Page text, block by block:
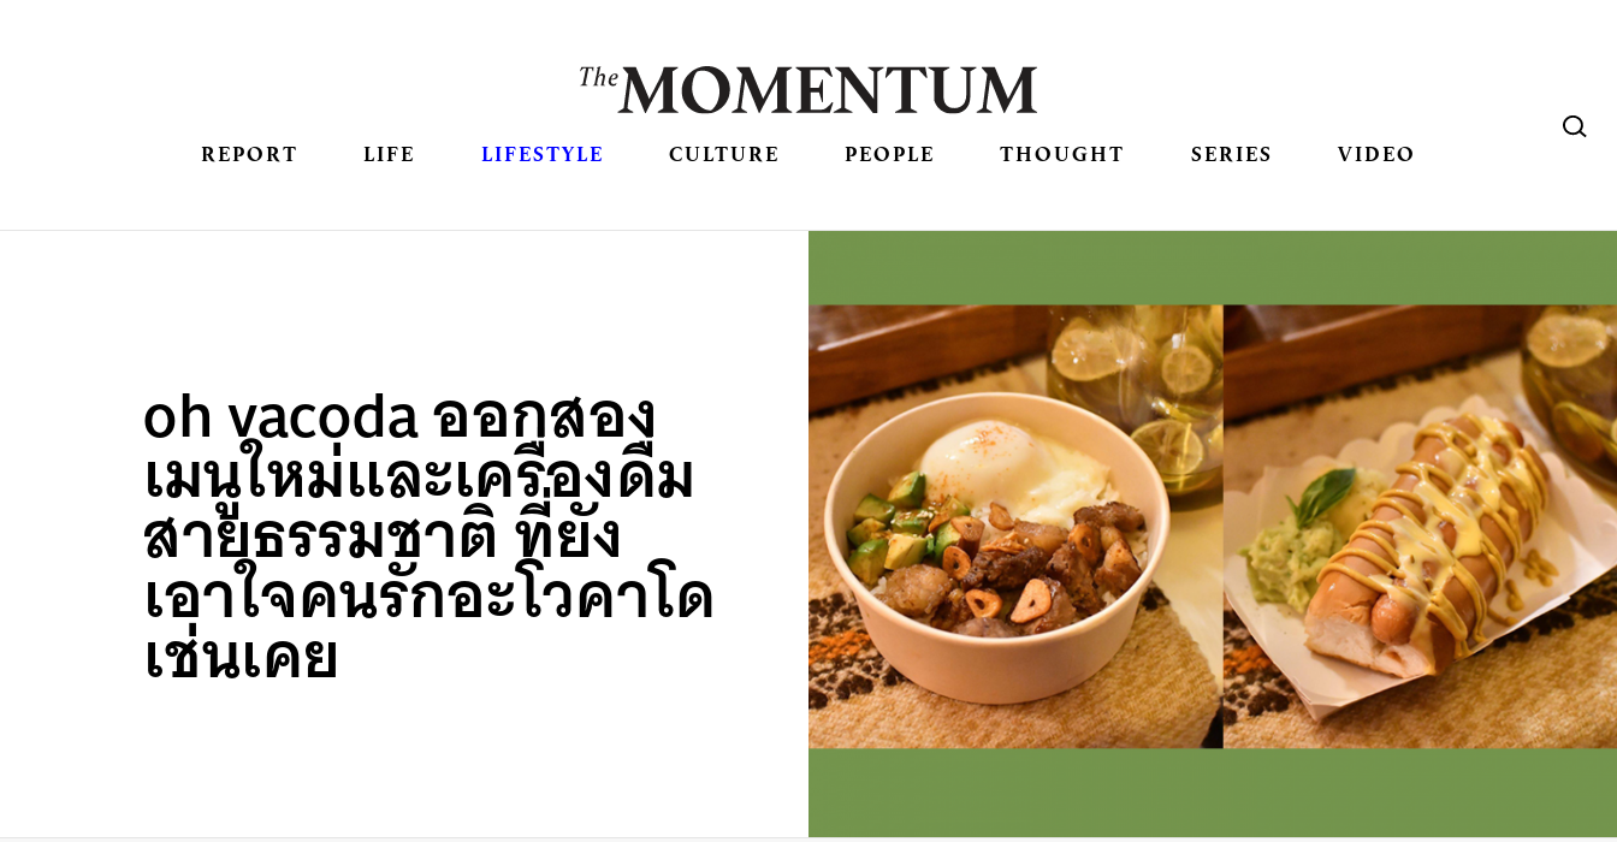
REPORT LIFE LIFESTYLE CULTURE PEOPLE THOUGHT SERIES VIDEO
oh vacoda ออกสอง
เมนูใหม่และเครื่องดื่ม
สายธรรมชาติ ที่ยัง
เอาใจคนรักอะโวคาโด
เช่นเคย